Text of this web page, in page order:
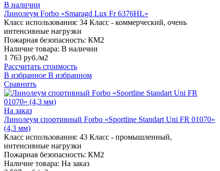
В наличии
Линолеум Forbo «Smaragd Lux Fr 6376HL»
Класс использования: 34 Класс - коммерческий, очень
интенсивные нагрузки
Пожарная безопасность: КМ2
Наличие товара: В наличии
1 763 руб./м2
Рассчитать стоимость
В избранное В избранном
Сравнить
На заказ
Линолеум спортивный Forbo «Sportline Standart Uni FR 01070»
(4,3 мм)
Класс использования: 43 Класс - промышленный,
интенсивные нагрузки
Пожарная безопасность: КМ2
Наличие товара: На заказ